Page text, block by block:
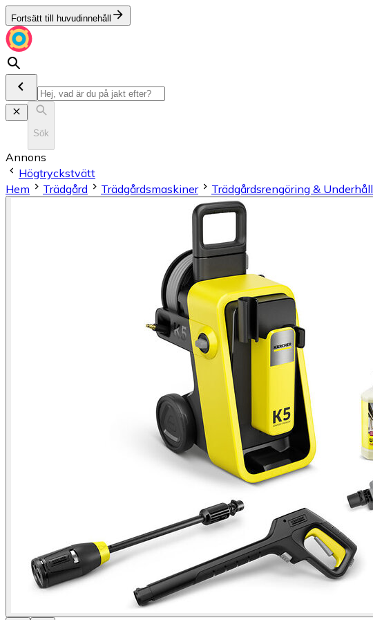
Fortsätt till huvudinnehåll
Sök
Annons
Högtryckstvätt
Hem
Trädgård Trädgårdsmaskiner Trädgårdsrengöring & Underhåll